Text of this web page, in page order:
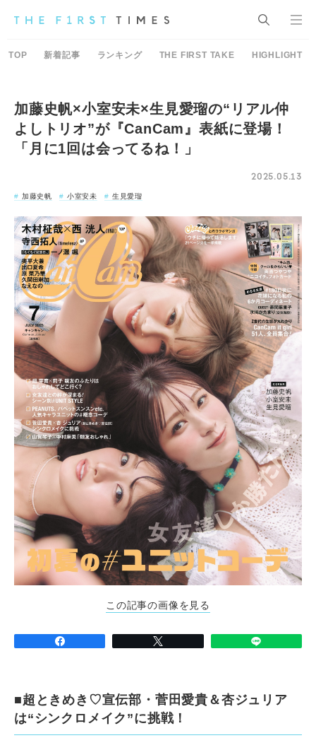
TOP 新着記事 ランキング THE FIRST TAKE HIGHLIGHT
加藤史帆×小室安未×生見愛瑠の“リアル仲
よしトリオ”が『CanCam』表紙に登場！
「月に1回は会ってるね！」
2025.05.13
加藤史帆 小室安未 生見愛瑠
この記事の画像を見る
■超ときめき♡宣伝部・菅田愛貴＆杏ジュリア
は“シンクロメイク”に挑戦！